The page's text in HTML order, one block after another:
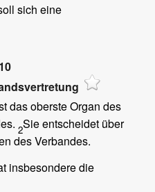
sich eine
das oberste Organ des
2Sie entscheidet über
des Verbandes.
insbesondere die